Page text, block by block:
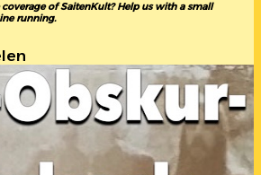
of SaitenKult? Help us with a small
running.